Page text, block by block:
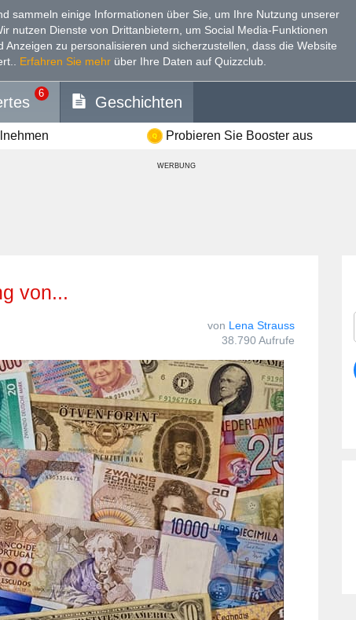
sammeln einige Informationen über Sie, um Ihre Nutzung unserer
nutzen Dienste von Drittanbietern, um Social Media-Funktionen
Anzeigen zu personalisieren und sicherzustellen, dass die Website
Erfahren Sie mehr über Ihre Daten auf Quizzclub.
6
Geschichten
Probieren Sie Booster aus
WERBUNG
von...
von Lena Strauss
38.790 Aufrufe